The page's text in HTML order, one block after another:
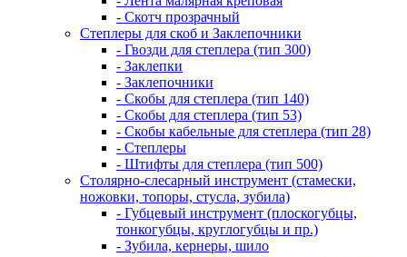
- Скотч прозрачный
Степлеры для скоб и Заклепочники
- Гвозди для степлера (тип 300)
- Заклепки
- Заклепочники
- Скобы для степлера (тип 140)
- Скобы для степлера (тип 53)
- Скобы кабельные для степлера (тип 28)
- Степлеры
- Штифты для степлера (тип 500)
Столярно-слесарный инструмент (стамески,
ножовки, топоры, стусла, зубила)
- Губцевый инструмент (плоскогубцы,
тонкогубцы, круглогубцы и пр.)
- Зубила, кернеры, шило